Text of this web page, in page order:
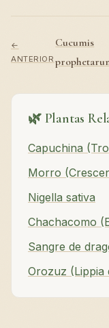
←
ANTERIOR
Cucumis
🌿 Plantas
Capuchina
Morro
Nigella sativa
Chachacomo
Sangre de
Orozuz (Lippia